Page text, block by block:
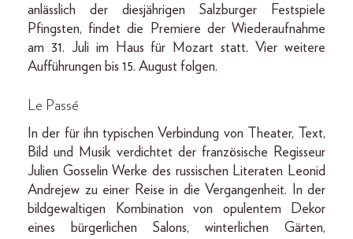
anlässlich der diesjährigen Salzburger Festspiele
Pfingsten, findet die Premiere der Wiederaufnahme
am 31. Juli im Haus für Mozart statt. Vier weitere
Aufführungen bis 15. August folgen.
Le Passé
In der für ihn typischen Verbindung von Theater, Text,
Bild und Musik verdichtet der französische Regisseur
Julien Gosselin Werke des russischen Literaten Leonid
Andrejew zu einer Reise in die Vergangenheit. In der
bildgewaltigen Kombination von opulentem Dekor
eines bürgerlichen Salons, winterlichen Gärten,